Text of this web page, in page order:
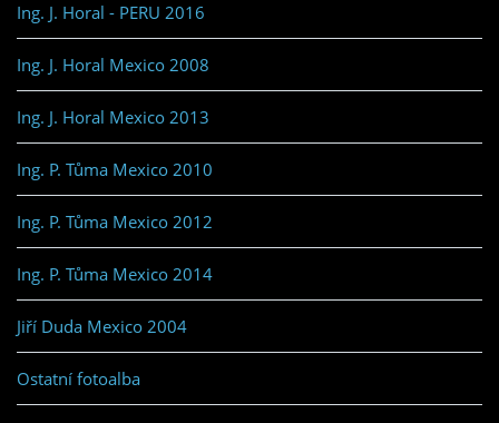
Ing. J. Horal - PERU 2016
Ing. J. Horal Mexico 2008
Ing. J. Horal Mexico 2013
Ing. P. Tůma Mexico 2010
Ing. P. Tůma Mexico 2012
Ing. P. Tůma Mexico 2014
Jiří Duda Mexico 2004
Ostatní fotoalba